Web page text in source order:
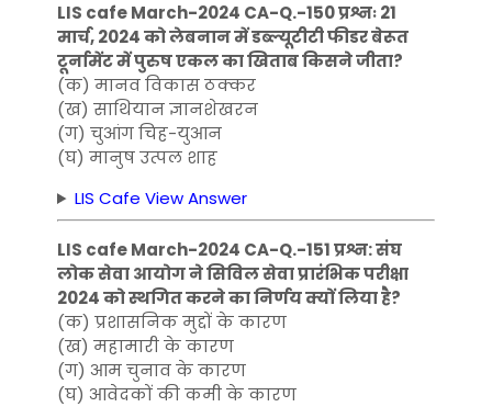
LIS cafe March-2024 CA-Q.-150 प्रश्नः 21
मार्च, 2024 को लेबनान में डब्ल्यूटीटी फीडर बेरूत
टूर्नामेंट में पुरुष एकल का खिताब किसने जीता?
(क) मानव विकास ठक्कर
(ख) साथियान ज्ञानशेखरन
(ग) चुआंग चिह-युआन
(घ) मानुष उत्पल शाह
LIS Cafe View Answer
LIS cafe March-2024 CA-Q.-151 प्रश्न: संघ
लोक सेवा आयोग ने सिविल सेवा प्रारंभिक परीक्षा
2024 को स्थगित करने का निर्णय क्यों लिया है?
(क) प्रशासनिक मुद्दों के कारण
(ख) महामारी के कारण
(ग) आम चुनाव के कारण
(घ) आवेदकों की कमी के कारण